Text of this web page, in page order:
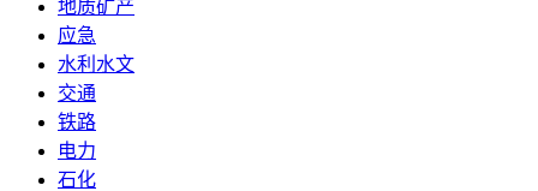
地质矿产
应急
水利水文
交通
铁路
电力
石化